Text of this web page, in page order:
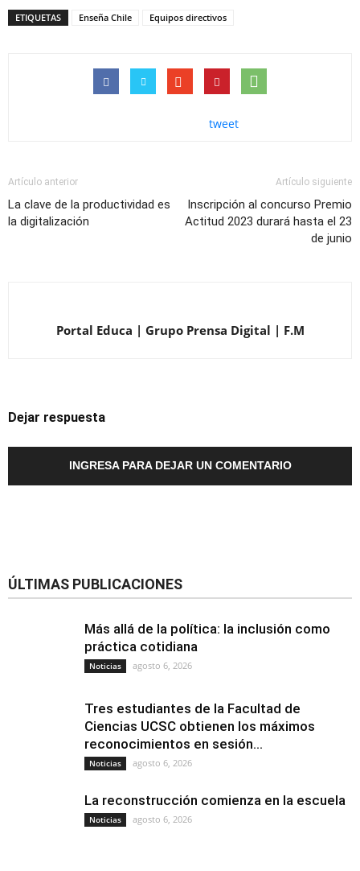
ETIQUETAS Enseña Chile Equipos directivos
tweet
Artículo anterior
La clave de la productividad es
la digitalización
Artículo siguiente
Inscripción al concurso Premio
Actitud 2023 durará hasta el 23
de junio
Portal Educa | Grupo Prensa Digital | F.M
Dejar respuesta
INGRESA PARA DEJAR UN COMENTARIO
ÚLTIMAS PUBLICACIONES
Más allá de la política: la inclusión como
práctica cotidiana
Noticias agosto 6, 2026
Tres estudiantes de la Facultad de
Ciencias UCSC obtienen los máximos
reconocimientos en sesión...
Noticias agosto 6, 2026
La reconstrucción comienza en la escuela
Noticias agosto 6, 2026